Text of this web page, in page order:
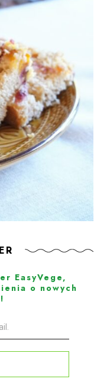
EasyVege,
o nowych